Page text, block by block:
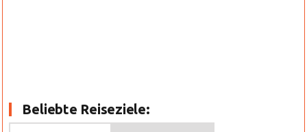
Beliebte Reiseziele: